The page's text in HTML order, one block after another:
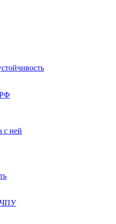
РФ
с ней
ЧПУ